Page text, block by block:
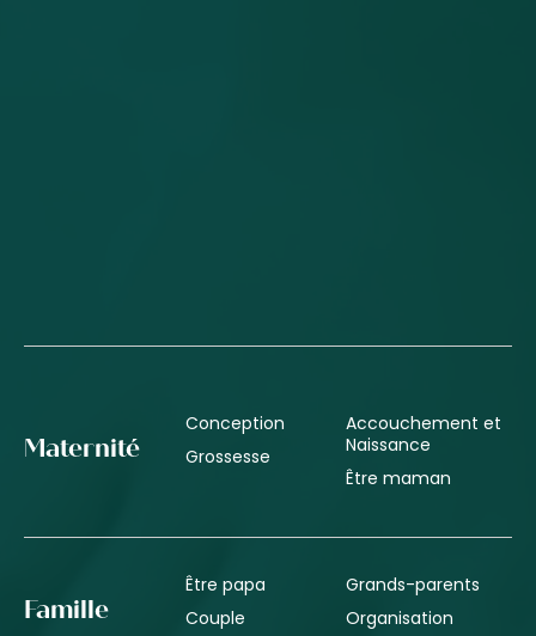
Maternité
Conception
Grossesse
Accouchement et
Naissance
Être maman
Famille
Être papa
Couple
Grands-parents
Organisation